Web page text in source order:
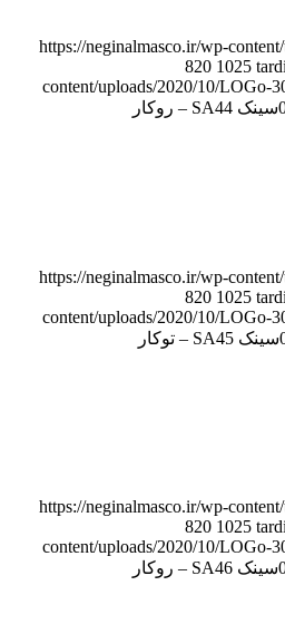
https://neginalmasco.ir/wp-
820 1025
content/uploads/2020/10/LOGo-
سینک SA44 – روکار
https://neginalmasco.ir/wp-
820 1025
content/uploads/2020/10/LOGo-
سینک SA45 – توکار
https://neginalmasco.ir/wp-
820 1025
content/uploads/2020/10/LOGo-
سینک SA46 – روکار